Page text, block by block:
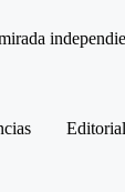
Editorial